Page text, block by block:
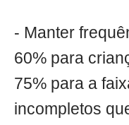
- Manter
60% para
75% para a
incompletos